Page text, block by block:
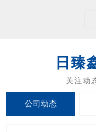
公司动态